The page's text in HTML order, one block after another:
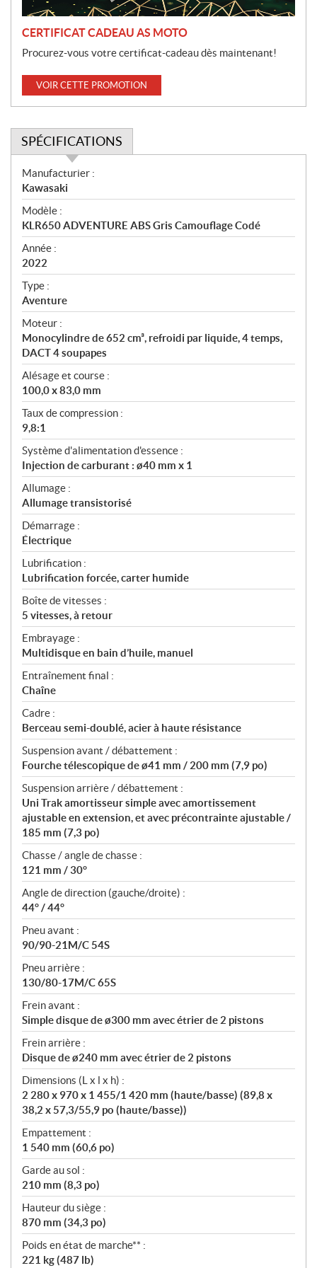
CERTIFICAT CADEAU AS MOTO
Procurez-vous votre certificat-cadeau dès maintenant!
VOIR CETTE PROMOTION
SPÉCIFICATIONS
S
p
é
c
i
f
i
c
a
t
i
o
n
s
Manufacturier :
Kawasaki
Modèle :
KLR650 ADVENTURE ABS Gris Camouflage Codé
Année :
2022
Type :
Aventure
Moteur :
Monocylindre de 652 cm³, refroidi par liquide, 4 temps,
DACT 4 soupapes
Alésage et course :
100,0 x 83,0 mm
Taux de compression :
9,8:1
Système d'alimentation d'essence :
Injection de carburant : ø40 mm x 1
Allumage :
Allumage transistorisé
Démarrage :
Électrique
Lubrification :
Lubrification forcée, carter humide
Boîte de vitesses :
5 vitesses, à retour
Embrayage :
Multidisque en bain d’huile, manuel
Entraînement final :
Chaîne
Cadre :
Berceau semi-doublé, acier à haute résistance
Suspension avant / débattement :
Fourche télescopique de ø41 mm / 200 mm (7,9 po)
Suspension arrière / débattement :
Uni Trak amortisseur simple avec amortissement
ajustable en extension, et avec précontrainte ajustable /
185 mm (7,3 po)
Chasse / angle de chasse :
121 mm / 30°
Angle de direction (gauche/droite) :
44° / 44°
Pneu avant :
90/90-21M/C 54S
Pneu arrière :
130/80-17M/C 65S
Frein avant :
Simple disque de ø300 mm avec étrier de 2 pistons
Frein arrière :
Disque de ø240 mm avec étrier de 2 pistons
Dimensions (L x l x h) :
2 280 x 970 x 1 455/1 420 mm (haute/basse) (89,8 x
38,2 x 57,3/55,9 po (haute/basse))
Empattement :
1 540 mm (60,6 po)
Garde au sol :
210 mm (8,3 po)
Hauteur du siège :
870 mm (34,3 po)
Poids en état de marche** :
221 kg (487 lb)